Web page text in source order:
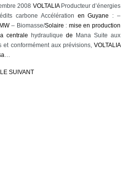
2008 VOLTALIAProducteur d’énergies
carbone Accélération en Guyane
: –
MW– Biomasse/Solaire : mise en production
la centrale hydraulique de Mana Suite aux
et conformément aux prévisions, VOLTALIA
…
SUIVANT